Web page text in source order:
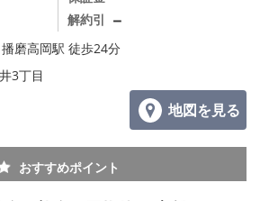
解約引 －
播磨高岡駅 徒歩24分
3丁目
地図を見る
おすすめポイント